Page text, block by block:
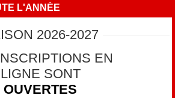
L'ANNÉE
2026-2027
EN
LIGNE SONT
OUVERTES